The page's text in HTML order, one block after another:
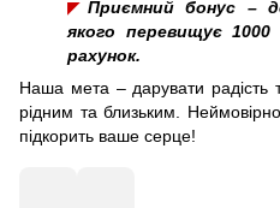
◤ Приємний бонус –
якого перевищує
рахунок.
Наша мета – дарувати радість
рідним та близьким.
підкорить ваше серце!